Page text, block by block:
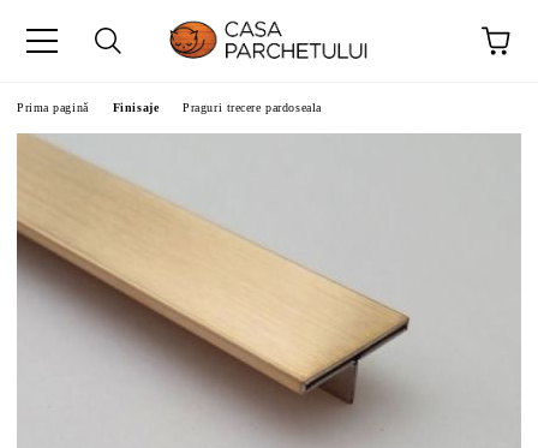
Prima pagină Finisaje Praguri trecere pardoseala